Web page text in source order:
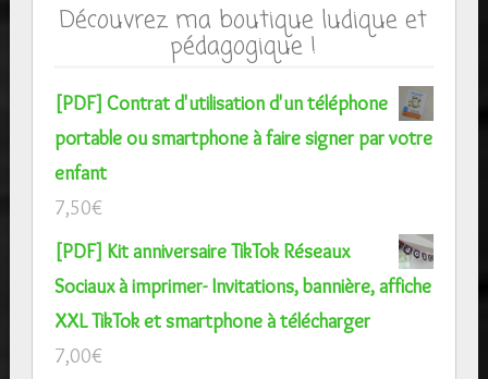
Découvrez ma boutique ludique et
pédagogique !
[PDF] Contrat d'utilisation d'un téléphone
portable ou smartphone à faire signer par votre
enfant
7,50€
[PDF] Kit anniversaire TikTok Réseaux
Sociaux à imprimer- Invitations, bannière, affiche
XXL TikTok et smartphone à télécharger
7,00€